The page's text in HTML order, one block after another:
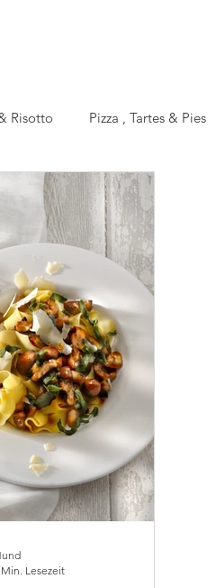
Risotto Pizza , Tartes & Pies
Slow Cooking
Einmachen
Lesezeit